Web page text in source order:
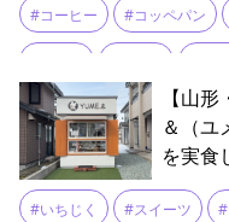
#コーヒー #コッペパン
【山
＆（ユ
を実食
#いちじく #スイーツ